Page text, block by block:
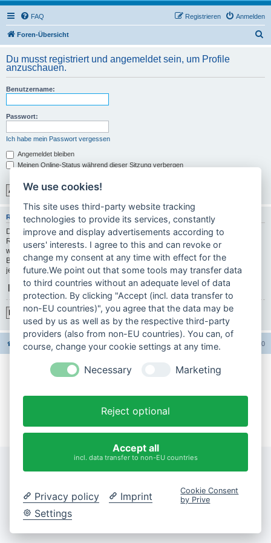
FAQ Anmelden
Registrieren
Foren-Übersicht
h
Du musst registriert und angemeldet sein, um Profile
anzuschauen.
Benutzername:
Passwort:
Ich habe mein Passwort vergessen
Angemeldet bleiben
Meinen Online-Status während dieser Sitzung verbergen
REGISTRIEREN
Du musst in diesem Forum registriert sein, um dich anmelden zu können. Die
Registrierung ist in wenigen Augenblicken erledigt und ermöglicht dir, auf
weitere Funktionen zuzugreifen. Die Board-Administration kann registrierten
Benutzern auch zusätzliche Berechtigungen zuweisen. Bitte beachte auch die
jeweiligen Forenregeln, wenn du dich in diesem Board bewegst.
|
Registrieren
Foren-Übersicht Alle Zeiten sind UTC+02:00
Alle Foren-Cookies löschen
Impressum
Cookie-Einstellungen ändern
We use cookies!
This site uses third-party website tracking
technologies to provide its services, constantly
improve and display advertisements according to
users' interests. I agree to this and can revoke or
change my consent at any time with effect for the
future.We point out that some tools may transfer data
to third countries without an adequate level of data
protection. By clicking "Accept (incl. data transfer to
non-EU countries)", you agree that the data may be
used by us as well as by the respective third-party
providers (also from non-EU countries). You can, of
course, change your cookie settings at any time.
Necessary Marketing
Reject optional
Accept all
incl. data transfer to non-EU countries
Privacy policy
Imprint
Settings
Cookie Consent
by Prive